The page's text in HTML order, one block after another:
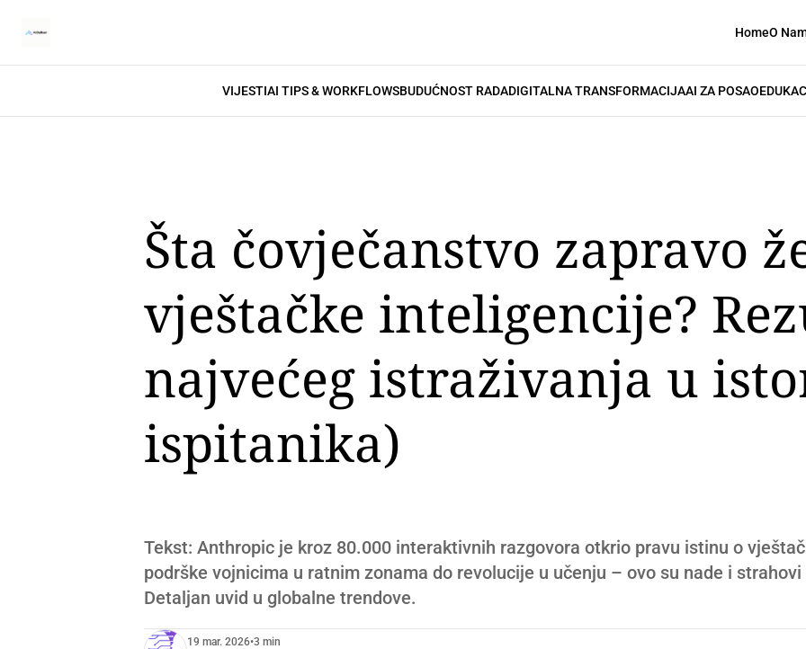
HomeO
VIJESTIAI TIPS & WORKFLOWSBUDUĆNOST RADADIGITALNA TRANSFORMACIJAAI ZA POSAO
Šta čovječanstvo zapravo
vještačke inteligencije?
najvećeg istraživanja u
ispitanika)
Tekst: Anthropic je kroz 80.000 interaktivnih razgovora otkrio pravu istinu o
podrške vojnicima u ratnim zonama do revolucije u učenju – ovo su nade i
Detaljan uvid u globalne trendove.
19 mar. 2026•3 min